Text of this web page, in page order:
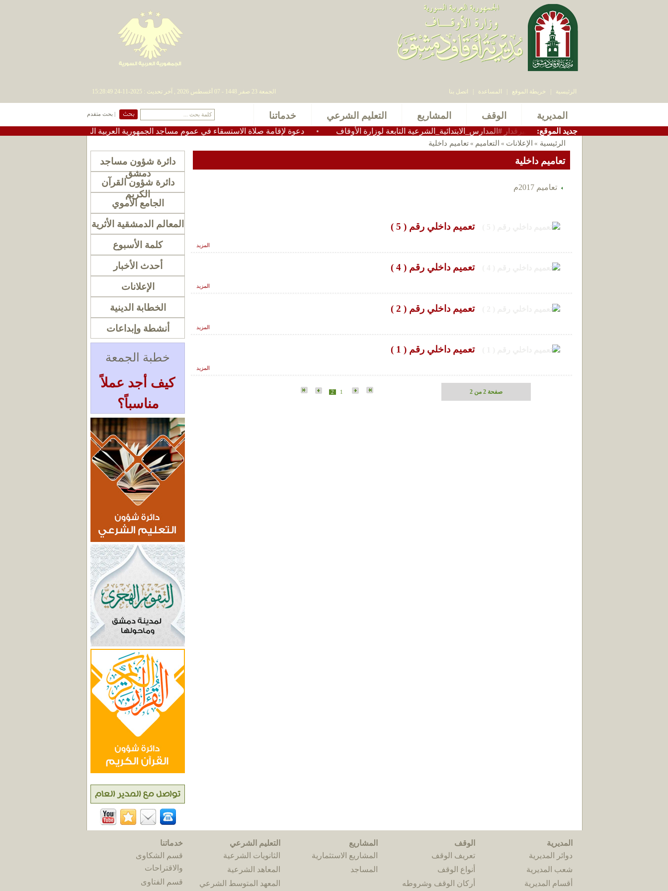
الجمعة 23 صفر 1448 - 07 أغسطس 2026 , آخر تحديث : 2025-11-24 15:28:49 الرئيسية خريطة الموقع المساعدة اتصل بنا
المديرية الوقف المشاريع التعليم الشرعي خدماتنا | بحث متقدم
دعوة لإقامة صلاة الاستسقاء في عموم مساجد الجمهورية العربية السورية • الاستاذ سامر بيرقدار #المدارس_الابتدائية_الشرعية التابعة لوزارة الأوقاف
:جديد الموقع
دائرة شؤون مساجد
دمشق
دائرة شؤون القرآن
الكريم
الجامع الأموي
المعالم الدمشقية الأثرية
كلمة الأسبوع
أحدث الأخبار
الإعلانات
الخطابة الدينية
أنشطة وإبداعات
خطبة الجمعة
كيف أجد عملاً
مناسباً؟
« أرشيف الخطب
الرئيسية » الإعلانات » التعاميم » تعاميم داخلية
تعاميم داخلية
تعاميم 2017م
تعميم داخلي رقم ( 5 )
المزيد
تعميم داخلي رقم ( 4 )
المزيد
تعميم داخلي رقم ( 2 )
المزيد
تعميم داخلي رقم ( 1 )
المزيد
1
2 صفحة 2 من 2
المديرية
دوائر المديرية
شعب المديرية
أقسام المديرية
الوقف
تعريف الوقف
أنواع الوقف
أركان الوقف وشروطه
المشاريع
المشاريع الاستثمارية
المساجد
التعليم الشرعي
الثانويات الشرعية
المعاهد الشرعية
المعهد المتوسط الشرعي
خدماتنا
قسم الشكاوى
والاقتراحات
قسم الفتاوى